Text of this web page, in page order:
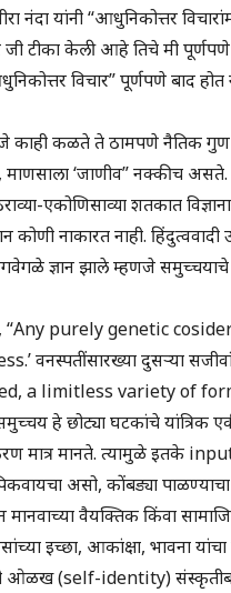
यांनी “आधुनिकोत्तर
टीका केली आहे तिचे मी
विचार” पूर्णपणे बाद होत
जे काही कळते ते ठामपणे नैतिक
माणसाला ‘जाणीव” नक्कीच
एकोणिसाव्या शतकात
कोणी नाकारत नाही.
ज्ञान झाले म्हणजे समुच्चयाचे
“Any purely genetic
दुसऱ्या
a limitless variety of
हे छोट्या घटकांचे यांत्रिक
मात्र मानते. त्यामुळे
असो, कोंबड्या
वैयक्तिक किंवा
इच्छा, आकांक्षा, भावना
ओळख (self-identity)